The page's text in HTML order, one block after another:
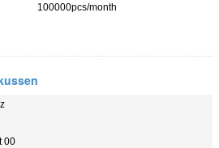
100000pcs/month
00